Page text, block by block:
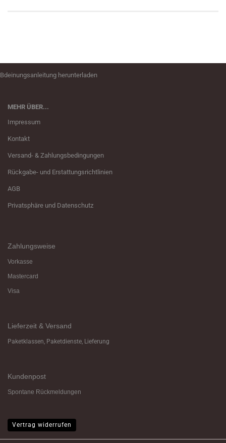
Bdeinungsanleitung herunterladen
MEHR ÜBER...
Impressum
Kontakt
Versand- & Zahlungsbedingungen
Rückgabe- und Erstattungsrichtlinien
AGB
Privatsphäre und Datenschutz
Zahlungsweise
Vorkasse
Mastercard
Visa
Lieferzeit & Versand
Paketklassen, Paketdienste, Lieferung
Kundenpost
Spontane Rückmeldungen
Vertrag widerrufen